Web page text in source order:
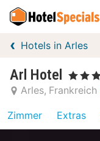
Hotels in Arles
Arl Hotel , 3 Sterne
Arles Frankreich
Zimmer Extras